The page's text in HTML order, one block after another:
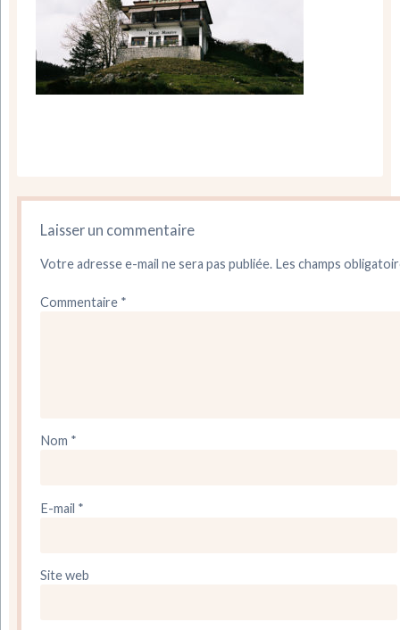
Laisser un commentaire
Votre adresse e-mail ne sera pas publiée. Les champs
Commentaire *
Nom *
E-mail *
Site web